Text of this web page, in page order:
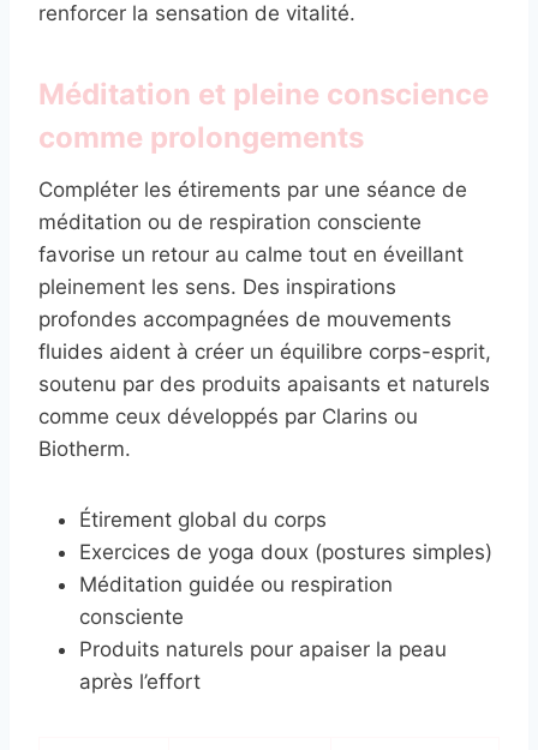
renforcer la sensation de vitalité.
Méditation et pleine conscience
comme prolongements
Compléter les étirements par une séance de
méditation ou de respiration consciente
favorise un retour au calme tout en éveillant
pleinement les sens. Des inspirations
profondes accompagnées de mouvements
fluides aident à créer un équilibre corps-esprit,
soutenu par des produits apaisants et naturels
comme ceux développés par Clarins ou
Biotherm.
Étirement global du corps
Exercices de yoga doux (postures simples)
Méditation guidée ou respiration
consciente
Produits naturels pour apaiser la peau
après l’effort